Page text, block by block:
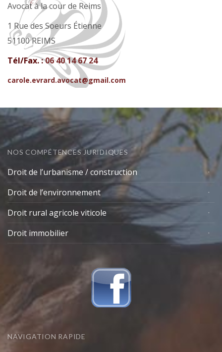
Avocat à la cour de Reims
1 Rue des Soeurs Étienne
51100 REIMS
Tél/Fax. :06 40 14 67 24
carole.evrard.avocat@gmail.com
NOS COMPÉTENCES JURIDIQUES
Droit de l’urbanisme / construction
Droit de l’environnement
Droit rural agricole viticole
Droit immobilier
NAVIGATION RAPIDE